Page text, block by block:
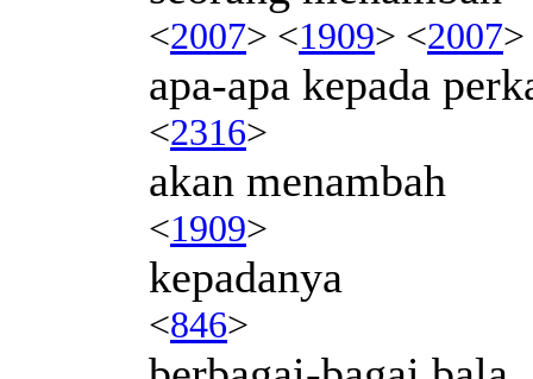
<2007> <1909> <2007>
apa-apa kepada
<2316>
akan menambah
<1909>
kepadanya
<846>